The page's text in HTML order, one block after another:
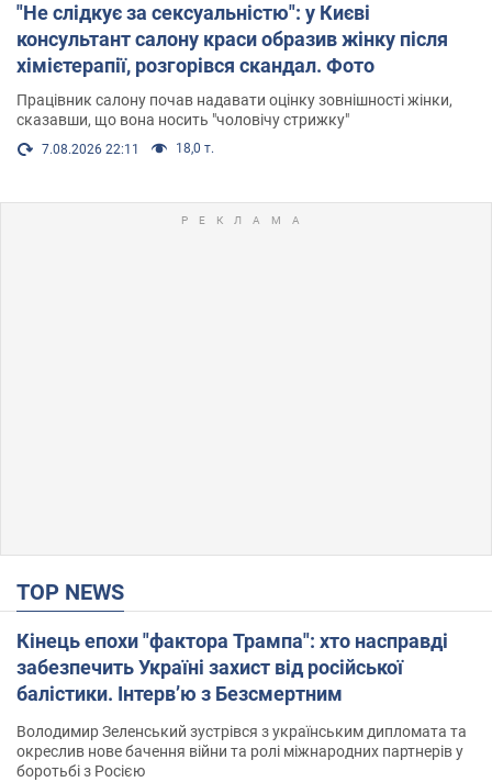
"Не слідкує за сексуальністю": у Києві
консультант салону краси образив жінку після
хімієтерапії, розгорівся скандал. Фото
Працівник салону почав надавати оцінку зовнішності жінки,
сказавши, що вона носить "чоловічу стрижку"
7.08.2026 22:11 18,0 т.
TOP NEWS
Кінець епохи "фактора Трампа": хто насправді
забезпечить Україні захист від російської
балістики. Інтерв’ю з Безсмертним
Володимир Зеленський зустрівся з українським дипломата та
окреслив нове бачення війни та ролі міжнародних партнерів у
боротьбі з Росією